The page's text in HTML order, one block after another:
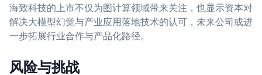
海致科技的上市不仅为图计算领域带来关注，也显示资本对
解决大模型幻觉与产业应用落地技术的认可，未来公司或进
一步拓展行业合作与产品化路径。
风险与挑战